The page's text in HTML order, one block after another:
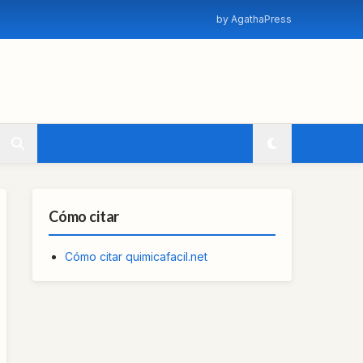
by AgathaPress
Cómo citar
Cómo citar quimicafacil.net